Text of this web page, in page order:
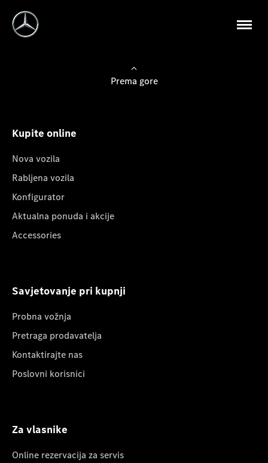
Prema gore
Kupite online
Nova vozila
Rabljena vozila
Konfigurator
Aktualna ponuda i akcije
Accessories
Savjetovanje pri kupnji
Probna vožnja
Pretraga prodavatelja
Kontaktirajte nas
Poslovni korisnici
Za vlasnike
Online rezervacija za servis